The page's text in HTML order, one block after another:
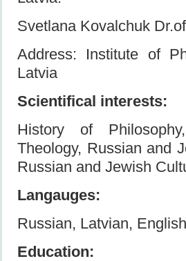
Svetlana Kovalchuk
Address: Institute of
Latvia
Scientifical interests:
History of
Theology, Russian and
Russian and Jewish
Langauges:
Russian, Latvian, English
Education: